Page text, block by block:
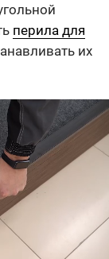
перила для
их